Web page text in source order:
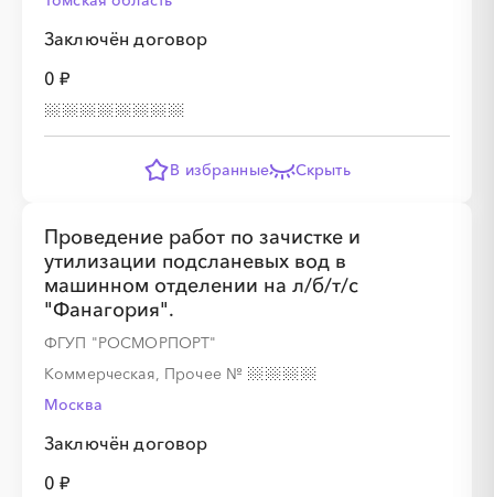
Заключён договор
0 ₽
В избранные Скрыть
Проведение работ по зачистке и
утилизации подсланевых вод в
машинном отделении на л/б/т/с
"Фанагория".
ФГУП "РОСМОРПОРТ"
Коммерческая, Прочее №
Москва
Заключён договор
0 ₽